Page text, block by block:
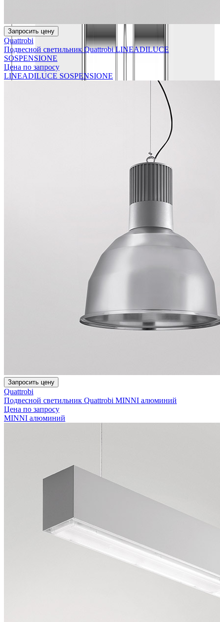
Запросить цену
Quattrobi
Подвесной светильник Quattrobi LINEADILUCE
SOSPENSIONE
Цена по запросу
LINEADILUCE SOSPENSIONE
Запросить цену
Quattrobi
Подвесной светильник Quattrobi MINNI алюминий
Цена по запросу
MINNI алюминий